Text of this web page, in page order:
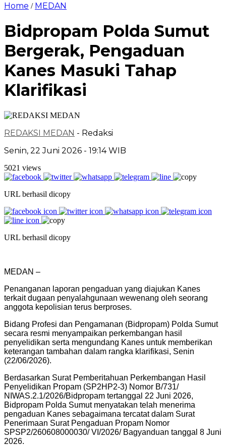
Home / MEDAN
Bidpropam Polda Sumut
Bergerak, Pengaduan
Kanes Masuki Tahap
Klarifikasi
REDAKSI MEDAN - Redaksi
Senin, 22 Juni 2026 - 19:14 WIB
5021 views
URL berhasil dicopy
URL berhasil dicopy
MEDAN –
Penanganan laporan pengaduan yang diajukan Kanes
terkait dugaan penyalahgunaan wewenang oleh seorang
anggota kepolisian terus berproses.
Bidang Profesi dan Pengamanan (Bidpropam) Polda Sumut
secara resmi menyampaikan perkembangan hasil
penyelidikan serta mengundang Kanes untuk memberikan
keterangan tambahan dalam rangka klarifikasi, Senin
(22/06/2026).
Berdasarkan Surat Pemberitahuan Perkembangan Hasil
Penyelidikan Propam (SP2HP2-3) Nomor B/731/
NIWAS.2.1/2026/Bidpropam tertanggal 22 Juni 2026,
Bidpropam Polda Sumut menyatakan telah menerima
pengaduan Kanes sebagaimana tercatat dalam Surat
Penerimaan Surat Pengaduan Propam Nomor
SPSP2/260608000030/ VI/2026/ Bagyanduan tanggal 8 Juni
2026.